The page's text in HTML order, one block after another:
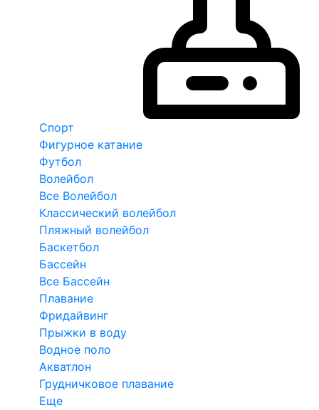
Спорт
Фигурное катание
Футбол
Волейбол
Все Волейбол
Классический волейбол
Пляжный волейбол
Баскетбол
Бассейн
Все Бассейн
Плавание
Фридайвинг
Прыжки в воду
Водное поло
Акватлон
Грудничковое плавание
Еще